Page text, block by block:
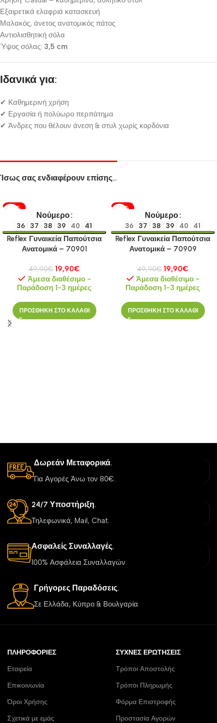
Εξαιρετικά ελαφριά κατασκευή
Μαλακός, άνετος ανατομικός πάτος
Αντιολισθητική σόλα
Ύψος σόλας: 3,5 cm
Ιδανικά για:
✔ Καθημερινή χρήση
✔ Εργασία ή πολύωρο περπάτημα
✔ Άνδρες που θέλουν άνεση & στυλ χωρίς κορδόνια
Ίσως σας ενδιαφέρουν επίσης…
-60%
Νούμερο
36 37 38 39 40 41
Reflex Γυναικεία Παπούτσια
Ανατομικά – 70901
49,90€ 19,90€
Άμεσα διαθέσιμο -
Παράδοση 1-3 ημέρες
ΠΡΟΣΘΗΚΗ ΣΤΟ ΚΑΛΑΘΙ
-60%
Νούμερο
36 37 38 39 40 41
Reflex Γυναικεία Παπούτσια
Ανατομικά – 70909
49,90€ 19,90€
Άμεσα διαθέσιμο -
Παράδοση 1-3 ημέρες
ΠΡΟΣΘΗΚΗ ΣΤΟ ΚΑΛΑΘΙ
Δωρεάν Μεταφορικά.
Για Αγορές Άνω τον 80€.
24/7 Υποστήριξη.
Τηλεφωνικά, Mail, Chat.
Ασφαλείς Συναλλαγές.
100% Ασφάλεια Συναλλαγών.
Γρήγορες Παραδόσεις.
Σε Ελλάδα, Κύπρο & Βουλγαρία.
ΠΛΗΡΟΦΟΡΊΕΣ
Εταιρεία
Επικοινωνία
Όροι Χρήσης
Σχετικά με εμάς
ΣΥΧΝΈΣ ΕΡΩΤΉΣΕΙΣ
Τρόποι Αποστολής
Τρόποι Πληρωμής
Φόρμα Επιστροφής
Προστασία Αγορών